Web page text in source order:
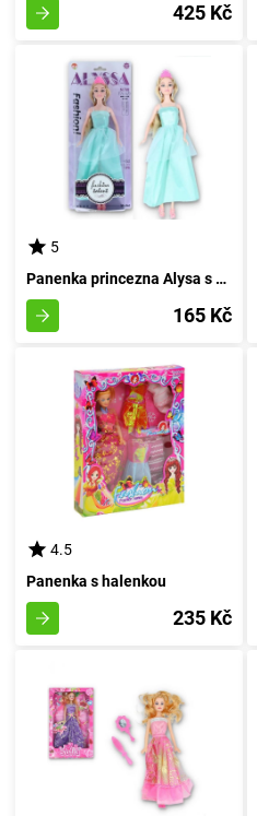
425 Kč
5
Panenka princezna Alysa s diadémem na hlavě - modrobarevná
165 Kč
4.5
Panenka s halenkou
235 Kč